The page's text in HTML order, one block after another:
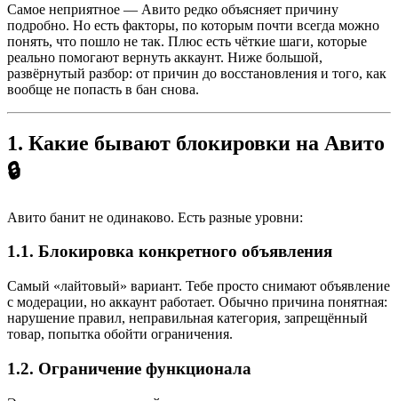
Самое неприятное — Авито редко объясняет причину
подробно. Но есть факторы, по которым почти всегда можно
понять, что пошло не так. Плюс есть чёткие шаги, которые
реально помогают вернуть аккаунт. Ниже большой,
развёрнутый разбор: от причин до восстановления и того, как
вообще не попасть в бан снова.
1. Какие бывают блокировки на Авито
🔒
Авито банит не одинаково. Есть разные уровни:
1.1. Блокировка конкретного объявления
Самый «лайтовый» вариант. Тебе просто снимают объявление
с модерации, но аккаунт работает. Обычно причина понятная:
нарушение правил, неправильная категория, запрещённый
товар, попытка обойти ограничения.
1.2. Ограничение функционала